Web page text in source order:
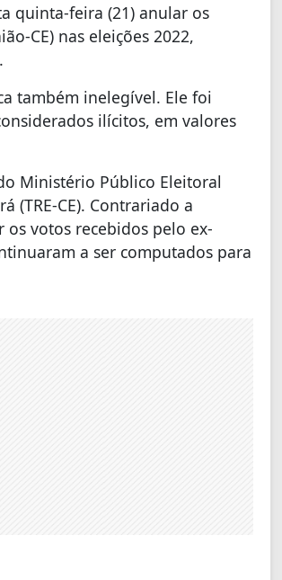
quinta-feira (21) anular os
CE) nas eleições 2022,
também inelegível. Ele foi
ilícitos, em valores
Ministério Público Eleitoral
(TRE-CE). Contrariado a
os votos recebidos pelo ex-
a ser computados para